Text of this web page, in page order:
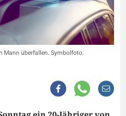
Mann überfallen. Symbolfoto: